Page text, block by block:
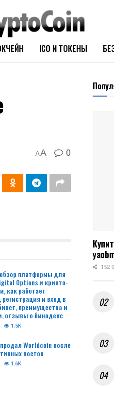
ICO И ТОКЕНЫ
AA 0
платформы для
Options и крипто-
как работает
и вход в
преимущества и
отзывы о бинодекс
1.5K
Worldcoin после
постов
1.6K
152